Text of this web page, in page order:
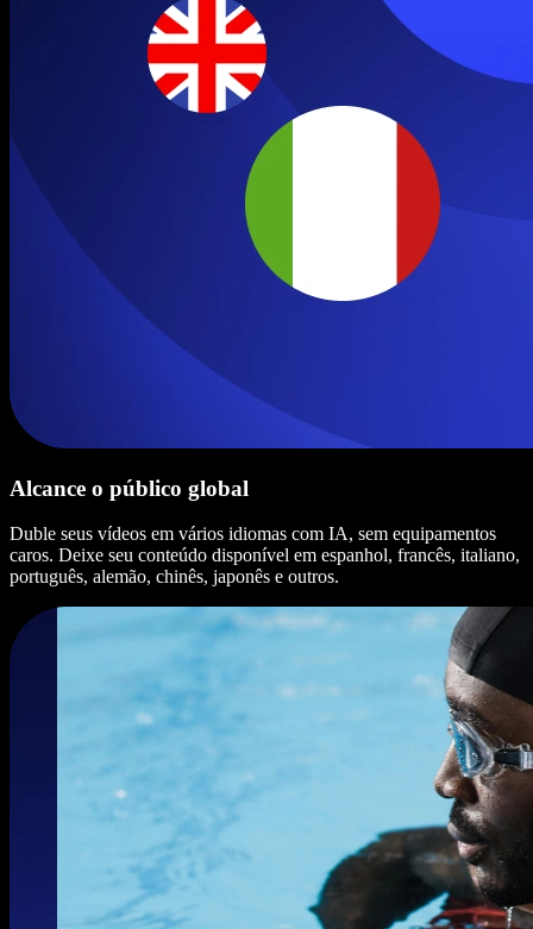
Alcance o público global
Duble seus vídeos em vários idiomas com IA, sem equipamentos
caros. Deixe seu conteúdo disponível em espanhol, francês, italiano,
português, alemão, chinês, japonês e outros.